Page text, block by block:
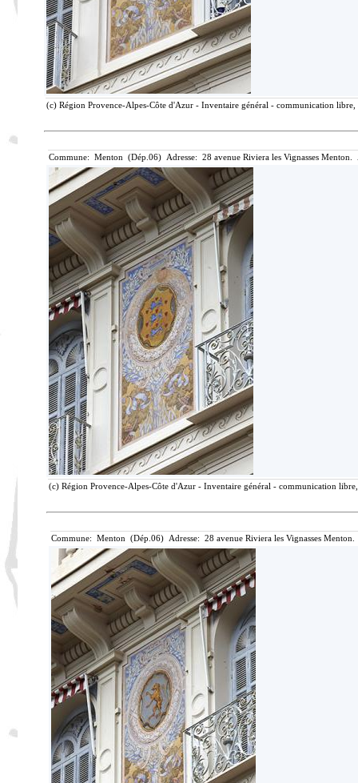
(c) Région Provence-Alpes-Côte d'Azur - Inventaire général - communication
Commune: Menton (Dép.06) Adresse: 28 avenue Riviera les Vignasses
(c) Région Provence-Alpes-Côte d'Azur - Inventaire général - communication
Commune: Menton (Dép.06) Adresse: 28 avenue Riviera les Vignasses